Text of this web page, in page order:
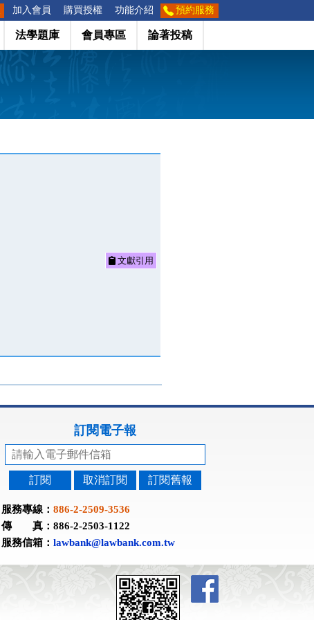
加入會員 購買授權 功能介紹 預約服務
法學題庫 會員專區 論著投稿
文獻引用
訂閱電子報
訂閱 取消訂閱 訂閱舊報
服務專線： 886-2-2509-3536
傳 真：886-2-2503-1122
服務信箱： lawbank@lawbank.com.tw